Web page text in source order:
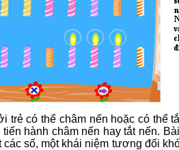
trẻ có thể châm nến hoặc có thể
hành châm nến hay tắt nến.
số, một khái niệm tương đối